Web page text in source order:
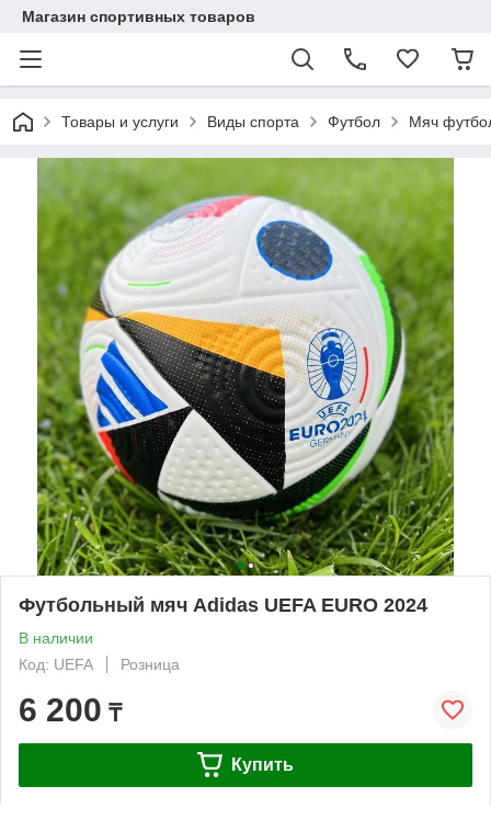
Магазин спортивных товаров
Товары и услуги Виды спорта Футбол Мяч
Футбольный мяч Adidas UEFA EURO 2024
В наличии
Код: UEFA
Розница
6 200 ₸
Купить